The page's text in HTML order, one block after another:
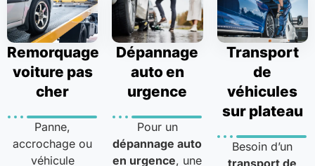
Remorquage
voiture pas
cher
Panne,
accrochage ou
véhicule
Dépannage
auto en
urgence
Pour un
dépannage auto
en urgence, une
Transport
de
véhicules
sur plateau
Besoin d’un
transport de